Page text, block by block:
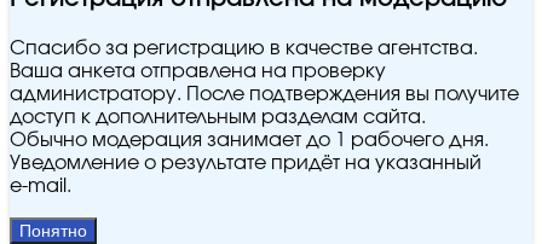
Спасибо за регистрацию в качестве агентства.
Ваша анкета отправлена на проверку
администратору. После подтверждения вы получите
доступ к дополнительным разделам сайта.
Обычно модерация занимает до 1 рабочего дня.
Уведомление о результате придёт на указанный
e‑mail.
Понятно